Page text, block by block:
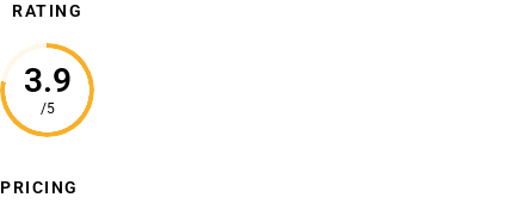
RATING
3.9
/5
PRICING